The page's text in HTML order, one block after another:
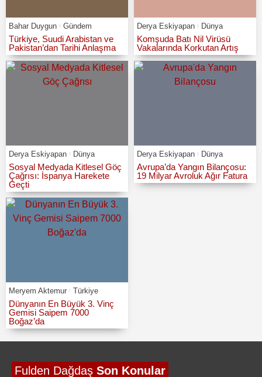
Bahar Duygun Gündem
Türkiye, Suudi Arabistan ve
Pakistan’dan Tarihi Anlaşma
Derya Eskiyapan Dünya
Komşuda Batı Nil Virüsü
Vakalarında Korkutan Artış
Derya Eskiyapan Dünya
Sosyal Medyada Kitlesel Göç
Çağrısı: İspanya Harekete
Geçti
Derya Eskiyapan Dünya
Avrupa’da Yangın Bilançosu:
19 Milyar Avroluk Ağır Fatura
Meryem Aktemur Türkiye
Dünyanın En Büyük 3. Vinç
Gemisi Saipem 7000
Boğaz’da
Fulden Dağdaş Son Konular